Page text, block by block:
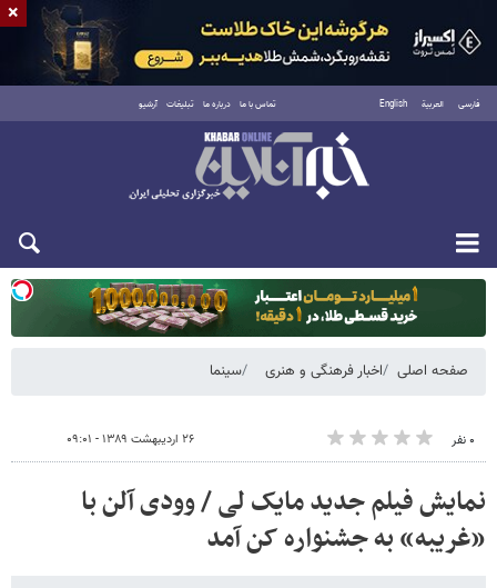
فارسی العربية English تماس با ما درباره ما تبلیغات آرشیو
یکشنبه ۱۸ مرداد ۱۴۰۵
صفحه اصلی اخبار فرهنگی و هنری سینما
۰ نفر ۲۶ اردیبهشت ۱۳۸۹ - ۰۹:۰۱
نمایش فیلم جدید مایک لی / وودی آلن با
«غریبه» به جشنواره کن آمد
×